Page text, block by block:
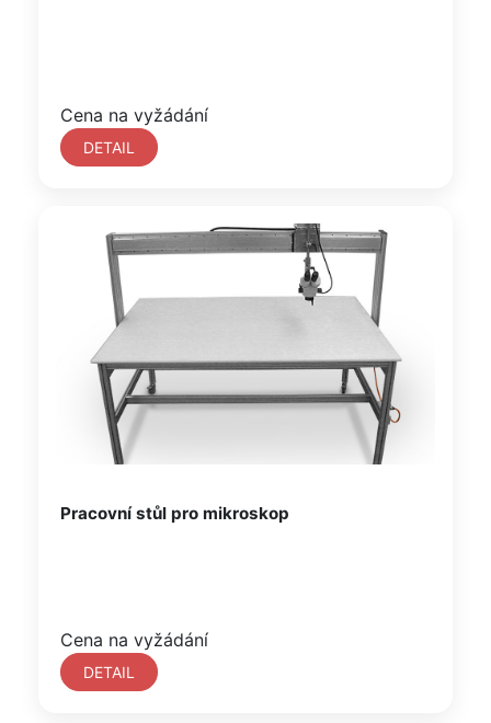
Cena na vyžádání
DETAIL
Pracovní stůl pro mikroskop
Cena na vyžádání
DETAIL